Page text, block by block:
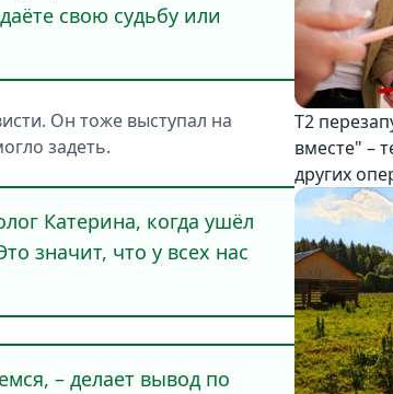
свою судьбу или
Он тоже выступал на
задеть.
Катерина, когда ушёл
значит, что у всех нас
– делает вывод по
Т2
вместе" –
других